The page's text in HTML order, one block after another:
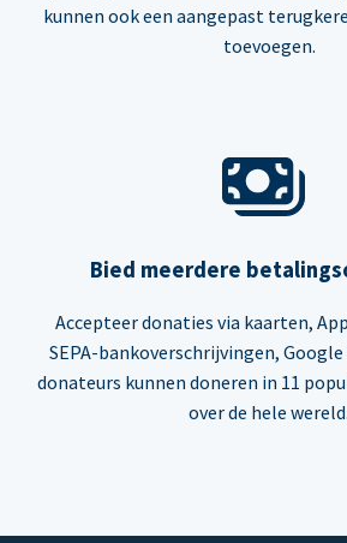
kunnen ook een aangepast
toevoegen.
Bied meerdere
Accepteer donaties via kaarten,
SEPA-bankoverschrijvingen, Google
donateurs kunnen doneren in 11
over de hele wereld.